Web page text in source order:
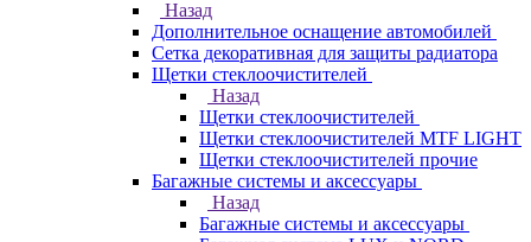
Назад
Дополнительное оснащение автомобилей
Сетка декоративная для защиты радиатора
Щетки стеклоочистителей
Назад
Щетки стеклоочистителей
Щетки стеклоочистителей MTF LIGHT
Щетки стеклоочистителей прочие
Багажные системы и аксессуары
Назад
Багажные системы и аксессуары